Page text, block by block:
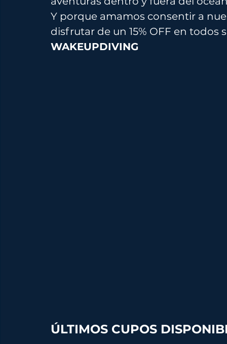
Y porque amamos consentir a
disfrutar de un 15% OFF en
WAKEUPDIVING
ÚLTIMOS CUPOS